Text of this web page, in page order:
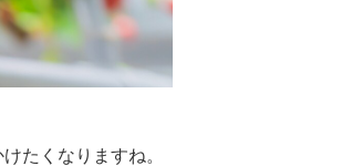
たくなりますね。